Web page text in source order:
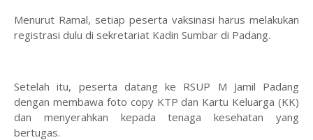
Menurut Ramal, setiap peserta vaksinasi harus melakukan
registrasi dulu di sekretariat Kadin Sumbar di Padang.
Setelah itu, peserta datang ke RSUP M Jamil Padang
dengan membawa foto copy KTP dan Kartu Keluarga (KK)
dan menyerahkan kepada tenaga kesehatan yang
bertugas.